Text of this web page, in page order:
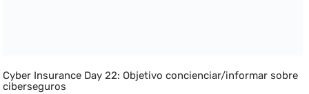
Cyber Insurance Day 22: Objetivo concienciar/informar sobre
ciberseguros